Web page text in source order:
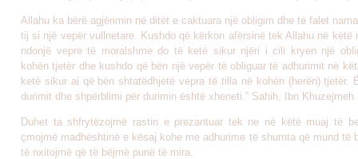
Allahu ka bërë agjërimin në ditët e caktuara një obligim dhe të falet
tij si një vepër vullnetare. Kushdo që kërkon afërsinë tek Allahu në këtë
ndonjë vepre të moralshme do të ketë sikur njëri i cili kryen një
kohën tjetër dhe kushdo që bën një vepër të obliguar të adhurimit në
ketë sikur ai që bën shtatëdhjetë vepra të tilla në kohën (herën) tjetër.
durimit dhe shpërblimi për durimin është xheneti.” Sahih, Ibn Khuzejmeh
Duhet ta shfrytëzojmë rastin e prezantuar tek ne në këtë muaj të
çmojmë madhështinë e kësaj kohe me adhurime të shumta që mund të
të nxitojmë që të bëjmë punë të mira.